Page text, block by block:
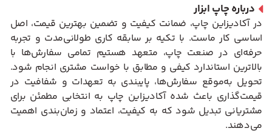
درباره چاپ ابزار
در آکادیزاین چاپ، ضمانت کیفیت و تضمین بهترین قیمت، اصل
اساسی کار ماست. با تکیه بر سابقه کاری طولانی‌مدت و تجربه
حرفه‌ای در صنعت چاپ، متعهد هستیم تمامی سفارش‌ها با
بالاترین استاندارد کیفی و مطابق با خواست مشتری انجام شود.
تحویل به‌موقع سفارش‌ها، پایبندی به تعهدات و شفافیت در
قیمت‌گذاری باعث شده آکادیزاین چاپ به انتخابی مطمئن برای
مشتریانی تبدیل شود که به کیفیت، اعتماد و زمان‌بندی اهمیت
می‌دهند.